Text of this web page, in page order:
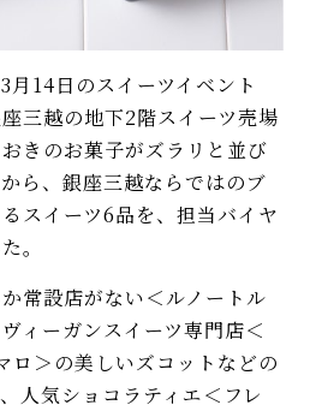
月14日のスイーツイベント
三越の地下2階スイーツ売場
きのお菓子がズラリと並び
ら、銀座三越ならではのブ
スイーツ6品を、担当バイヤ
。
常設店がない＜ルノートル
ィーガンスイーツ専門店＜
ロ＞の美しいズコットなどの
人気ショコラティエ＜フレ